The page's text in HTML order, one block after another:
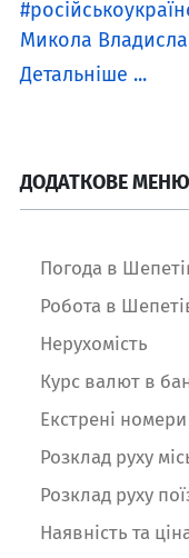
Микола
Детальніше ...
ДОДАТКОВЕ МЕНЮ
Погода в
Робота в
Нерухомість
Курс валют в
Екстрені
Розклад руху
Розклад руху
Наявність та